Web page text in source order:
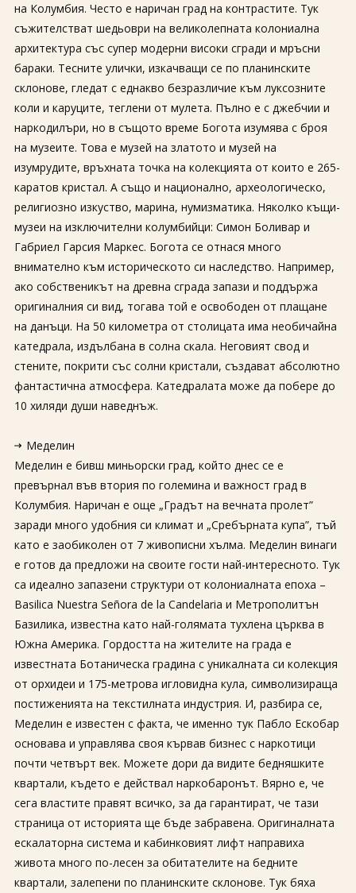
на Колумбия. Често е наричан град на контрастите. Тук
съжителстват шедьоври на великолепната колониална
архитектура със супер модерни високи сгради и мръсни
бараки. Тесните улички, изкачващи се по планинските
склонове, гледат с еднакво безразличие към луксозните
коли и каруците, теглени от мулета. Пълно е с джебчии и
наркодилъри, но в същото време Богота изумява с броя
на музеите. Това е музей на златото и музей на
изумрудите, връхната точка на колекцията от които е 265-
каратов кристал. А също и национално, археологическо,
религиозно изкуство, марина, нумизматика. Няколко къщи-
музеи на изключителни колумбийци: Симон Боливар и
Габриел Гарсия Маркес. Богота се отнася много
внимателно към историческото си наследство. Например,
ако собственикът на древна сграда запази и поддържа
оригиналния си вид, тогава той е освободен от плащане
на данъци. На 50 километра от столицата има необичайна
катедрала, издълбана в солна скала. Неговият свод и
стените, покрити със солни кристали, създават абсолютно
фантастична атмосфера. Катедралата може да побере до
10 хиляди души наведнъж.
Меделин
Меделин е бивш миньорски град, който днес се е
превърнал във втория по големина и важност град в
Колумбия. Наричан е още „Градът на вечната пролет”
заради много удобния си климат и „Сребърната купа”, тъй
като е заобиколен от 7 живописни хълма. Меделин винаги
е готов да предложи на своите гости най-интересното. Тук
са идеално запазени структури от колониалната епоха –
Basilica Nuestra Señora de la Candelaria и Метрополитън
Базилика, известна като най-голямата тухлена църква в
Южна Америка. Гордостта на жителите на града е
известната Ботаническа градина с уникалната си колекция
от орхидеи и 175-метрова игловидна кула, символизираща
постиженията на текстилната индустрия. И, разбира се,
Меделин е известен с факта, че именно тук Пабло Ескобар
основава и управлява своя кървав бизнес с наркотици
почти четвърт век. Можете дори да видите бедняшките
квартали, където е действал наркобаронът. Вярно е, че
сега властите правят всичко, за да гарантират, че тази
страница от историята ще бъде забравена. Оригиналната
ескалаторна система и кабинковият лифт направиха
живота много по-лесен за обитателите на бедните
квартали, залепени по планинските склонове. Тук бяха